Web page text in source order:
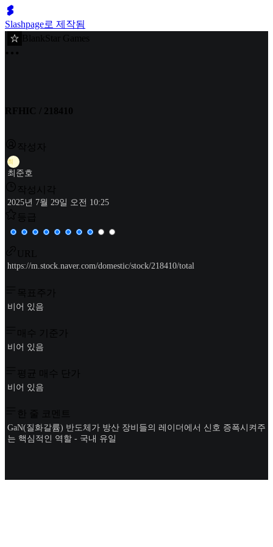
Slashpage로 제작됨
BlankStar Games
RFHIC / 218410
작성자
최
최준호
작성시각
2025년 7월 29일 오전 10:25
URL
https://m.stock.naver.com/domestic/stock/218410/total
목표주가
비어 있음
매수 기준가
비어 있음
평균 매수 단가
비어 있음
한 줄 코멘트
GaN(질화갈륨) 반도체가 방산 장비들의 레이더에서 신호 증폭시켜주
는 핵심적인 역할 - 국내 유일